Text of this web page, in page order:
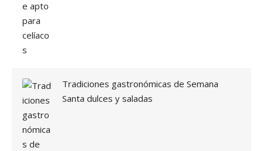
Tradiciones gastronómicas de Semana
Santa dulces y saladas